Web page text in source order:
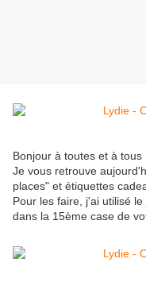
Bonjour à toutes et à tous
Je vous retrouve
places" et étiquettes
Pour les faire, j'ai utilisé
dans la 15ème case de